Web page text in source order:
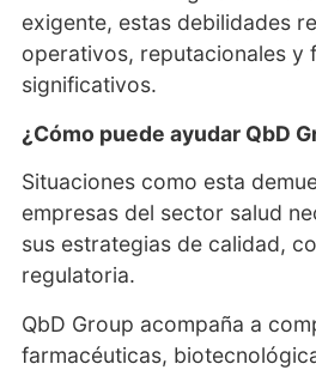
exigente, estas debilidades
operativos, reputacionales y
significativos.
¿Cómo puede ayudar QbD
Situaciones como esta
empresas del sector salud
sus estrategias de calidad,
regulatoria.
QbD Group acompaña a
farmacéuticas,